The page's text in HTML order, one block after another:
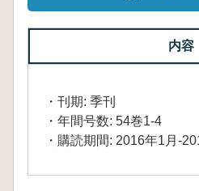
内容
・刊期: 季刊
・年間号数: 54巻1-4
・購読期間: 2016年1月-